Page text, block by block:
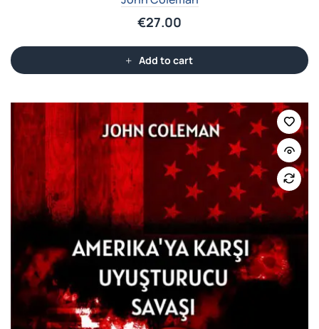
€27.00
Add to cart